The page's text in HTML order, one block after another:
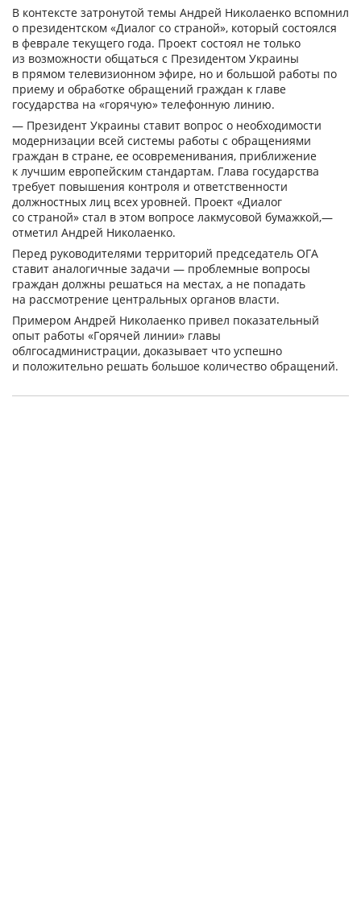
В контексте затронутой темы Андрей Николаенко вспомнил
о президентском «Диалог со страной», который состоялся
в феврале текущего года. Проект состоял не только
из возможности общаться с Президентом Украины
в прямом телевизионном эфире, но и большой работы по
приему и обработке обращений граждан к главе
государства на «горячую» телефонную линию.
— Президент Украины ставит вопрос о необходимости
модернизации всей системы работы с обращениями
граждан в стране, ее осовременивания, приближение
к лучшим европейским стандартам. Глава государства
требует повышения контроля и ответственности
должностных лиц всех уровней. Проект «Диалог
со страной» стал в этом вопросе лакмусовой бумажкой,—
отметил Андрей Николаенко.
Перед руководителями территорий председатель ОГА
ставит аналогичные задачи — проблемные вопросы
граждан должны решаться на местах, а не попадать
на рассмотрение центральных органов власти.
Примером Андрей Николаенко привел показательный
опыт работы «Горячей линии» главы
облгосадминистрации, доказывает что успешно
и положительно решать большое количество обращений.